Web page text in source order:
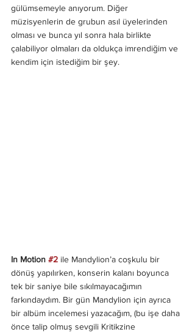
gülümsemeyle anıyorum. Diğer
müzisyenlerin de grubun asıl üyelerinden
olması ve bunca yıl sonra hala birlikte
çalabiliyor olmaları da oldukça imrendiğim ve
kendim için istediğim bir şey.
In Motion #2 ile Mandylion’a coşkulu bir
dönüş yapılırken, konserin kalanı boyunca
tek bir saniye bile sıkılmayacağımın
farkındaydım. Bir gün Mandylion için ayrıca
bir albüm incelemesi yazacağım, (bu işe daha
önce talip olmuş sevgili Kritikzine